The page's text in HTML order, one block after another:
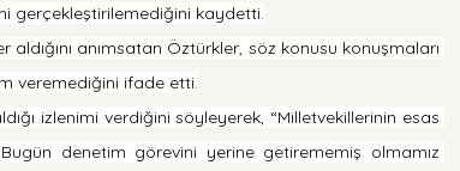
gerçekleştirilemediğini kaydetti.
anımsatan Öztürkler, söz konusu konuşmaları
veremediğini ifade etti.
izlenimi verdiğini söyleyerek, “Milletvekillerinin esas
denetim görevini yerine getirememiş olmamız